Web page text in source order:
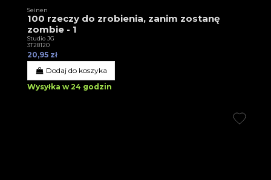
Seinen
100 rzeczy do zrobienia, zanim zostanę
zombie - 1
Studio JG
3T28120
20,95 zł
Dodaj do koszyka
Wysyłka w 24 godzin